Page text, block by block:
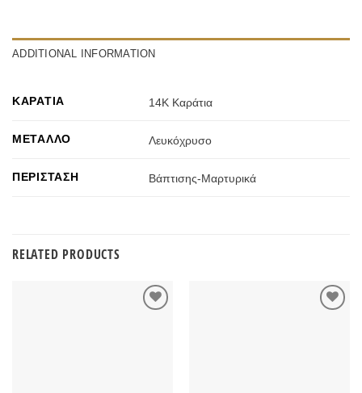
ADDITIONAL INFORMATION
ΚΑΡΆΤΙΑ 14Κ Καράτια
ΜΈΤΑΛΛΟ Λευκόχρυσο
ΠΕΡΊΣΤΑΣΗ Βάπτισης-Μαρτυρικά
RELATED PRODUCTS